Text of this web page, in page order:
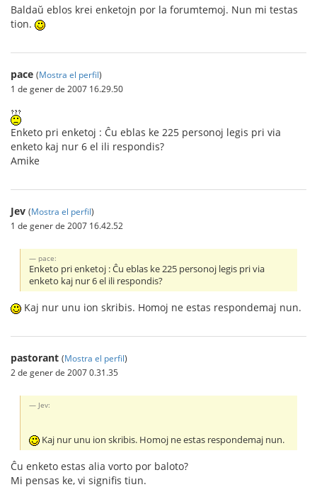
Baldaŭ eblos krei enketojn por la forumtemoj. Nun mi testas
tion.
pace (Mostra el perfil)
1 de gener de 2007 16.29.50
Enketo pri enketoj : Ĉu eblas ke 225 personoj legis pri via
enketo kaj nur 6 el ili respondis?
Amike
Jev (Mostra el perfil)
1 de gener de 2007 16.42.52
pace:
Enketo pri enketoj : Ĉu eblas ke 225 personoj legis pri via
enketo kaj nur 6 el ili respondis?
Kaj nur unu ion skribis. Homoj ne estas respondemaj nun.
pastorant (Mostra el perfil)
2 de gener de 2007 0.31.35
Jev:
Kaj nur unu ion skribis. Homoj ne estas respondemaj nun.
Ĉu enketo estas alia vorto por baloto?
Mi pensas ke, vi signifis tiun.